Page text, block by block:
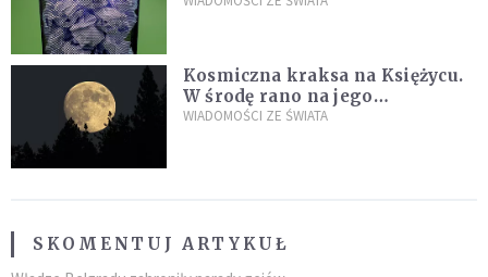
Kosmiczna kraksa na Księżycu.
W środę rano na jego
powierzchni dojdzie do
WIADOMOŚCI ZE ŚWIATA
SKOMENTUJ ARTYKUŁ